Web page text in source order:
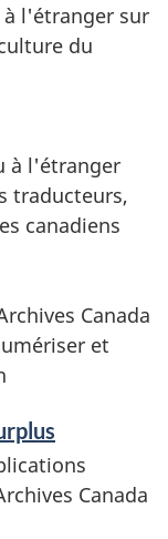
à l'étranger sur
du
à l'étranger
traducteurs,
canadiens
Canada
et
Canada